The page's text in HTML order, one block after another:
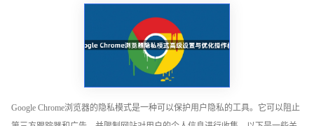
Google Chrome浏览器的隐私模式是一种可以保护用户隐私的工具。它可以阻止